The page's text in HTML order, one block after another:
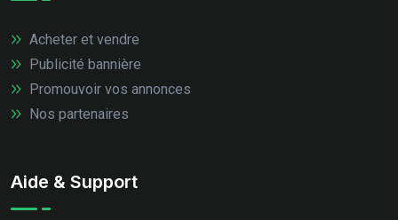
Acheter et vendre
Publicité bannière
Promouvoir vos annonces
Nos partenaires
Aide & Support